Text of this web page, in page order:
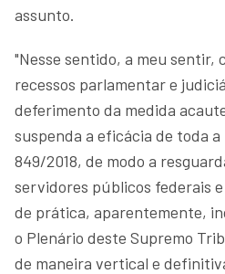
assunto.
"Nesse sentido, a meu sentir,
recessos parlamentar e
deferimento da medida
suspenda a eficácia de toda
849/2018, de modo a
servidores públicos federais
de prática, aparentemente,
o Plenário deste Supremo
de maneira vertical e